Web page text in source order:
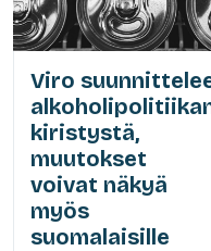
Viro
kiristystä,
muutokset
voivat näkyä
myös
suomalaisille